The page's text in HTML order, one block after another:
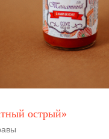
острый»